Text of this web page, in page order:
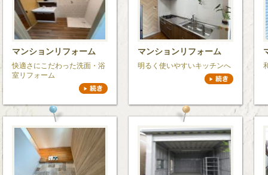
マンションリフォーム
快適さにこだわった洗面・浴
室リフォーム
マンションリフォーム
明るく使いやすいキッチンへ